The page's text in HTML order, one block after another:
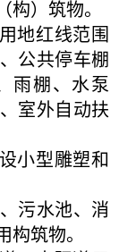
）筑物。
地红线范围
公共停车棚
雨棚、水泵
室外自动扶
小型雕塑和
污水池、消
筑物。